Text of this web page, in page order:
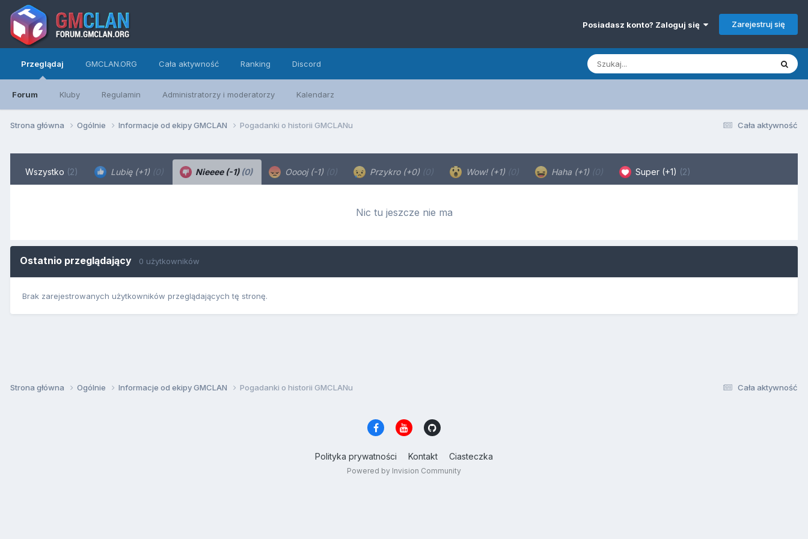
Posiadasz konto? Zaloguj się Zarejestruj się
Przeglądaj
Forum Kluby Regulamin Administratorzy i moderatorzy Kalendarz
GMCLAN.ORG Cała aktywność Ranking Discord
Cała aktywność
Strona główna Ogólnie Informacje od ekipy GMCLAN Pogadanki o historii GMCLANu
Wszystko (2) Lubię (+1) (0) Nieeee (-1) (0) Ooooj (-1) (0) Przykro (+0) (0) Wow! (+1) (0) Haha (+1) (0) Super (+1) (2)
Nic tu jeszcze nie ma
Ostatnio przeglądający 0 użytkowników
Brak zarejestrowanych użytkowników przeglądających tę stronę.
Cała aktywność
Strona główna Ogólnie Informacje od ekipy GMCLAN Pogadanki o historii GMCLANu
Polityka prywatności Kontakt Ciasteczka
Powered by Invision Community